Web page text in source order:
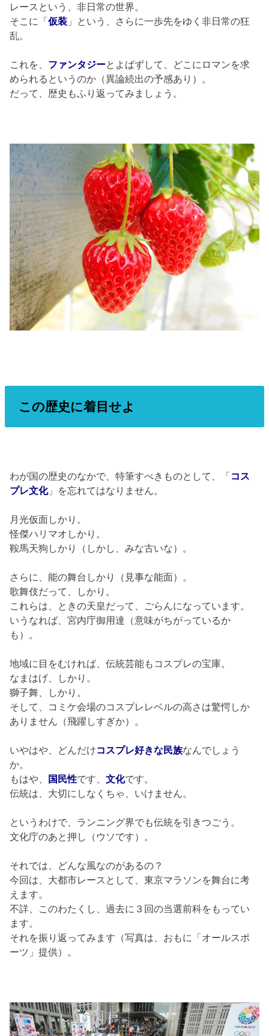
レースという、非日常の世界。
そこに「仮装 」という、さらに一歩先をゆく非日常の狂
乱。
これを、 ファンタジーとよばずして、どこにロマンを求
められるというのか（異論続出の予感あり）。
だって、歴史もふり返ってみましょう。
この歴史に着目せよ
わが国の歴史のなかで、特筆すべきものとして、「コス
プレ文化」を忘れてはなりません。
月光仮面しかり。
怪傑ハリマオしかり。
鞍馬天狗しかり（しかし、みな古いな）。
さらに、能の舞台しかり（見事な能面）。
歌舞伎だって、しかり。
これらは、ときの天皇だって、ごらんになっています。
いうなれば、宮内庁御用達（意味がちがっているか
も）。
地域に目をむければ、伝統芸能もコスプレの宝庫。
なまはげ、しかり。
獅子舞、しかり。
そして、コミケ会場のコスプレレベルの高さは驚愕しか
ありません（飛躍しすぎか）。
いやはや、どんだけコスプレ好きな民族なんでしょう
か。
もはや、
国民性です、文化です。
伝統は、大切にしなくちゃ、いけません。
というわけで、ランニング界でも伝統を引きつごう。
文化庁のあと押し（ウソです）。
それでは、どんな風なのがあるの？
今回は、大都市レースとして、東京マラソンを舞台に考
えます。
不詳、このわたくし、過去に３回の当選前科をもってい
ます。
それを振り返ってみます（写真は、おもに「オールスポ
ーツ」提供）。